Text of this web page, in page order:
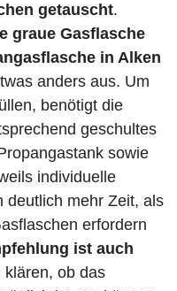
getauscht.
graue Gasflasche
in Alken
anders aus. Um
benötigt die
geschultes
sowie
individuelle
deutlich mehr Zeit, als
erfordern
ist auch
klären, ob das